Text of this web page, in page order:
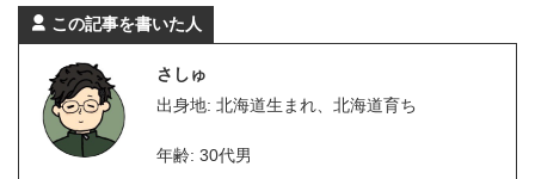
この記事を書いた人
さしゅ
出身地: 北海道生まれ、北海道育ち
年齢: 30代男